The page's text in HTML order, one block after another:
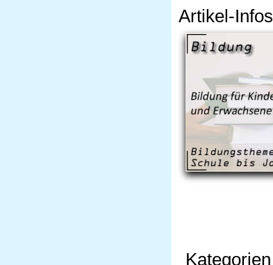
Artikel-Infos
Kategorien